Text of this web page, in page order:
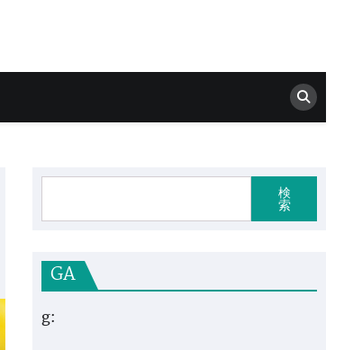
検
索
GA
g: